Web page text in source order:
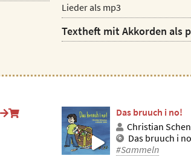
Lieder als mp3
Textheft mit Akkorden als
Das bruuch i no!
Christian
Das bruuch i
#Sammeln